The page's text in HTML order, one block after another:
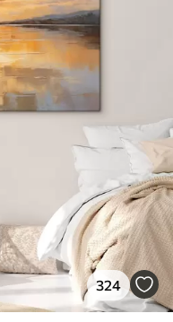
324